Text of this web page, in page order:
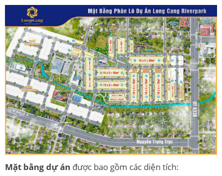
Mặt bằng dự án được bao gồm các diện tích: